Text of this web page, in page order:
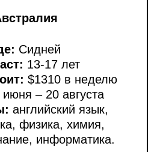
Сидней
13-17 лет
$1310 в неделю
июня – 20 августа
английский язык,
физика, химия,
информатика.